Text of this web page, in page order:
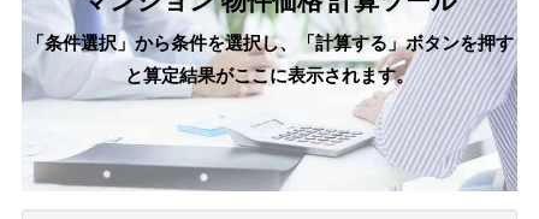
「条件選択」から条件を選択し、「計算する」ボタンを押す
と算定結果がここに表示されます。